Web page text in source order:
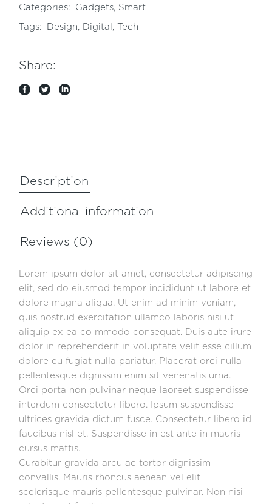
Categories: Gadgets, Smart
Tags: Design, Digital , Tech
Share:
Description
Additional information
Reviews (0)
Lorem ipsum dolor sit amet, consectetur adipiscing
elit, sed do eiusmod tempor incididunt ut labore et
dolore magna aliqua. Ut enim ad minim veniam,
quis nostrud exercitation ullamco laboris nisi ut
aliquip ex ea co mmodo consequat. Duis aute irure
dolor in reprehenderit in voluptate velit esse cillum
dolore eu fugiat nulla pariatur. Placerat orci nulla
pellentesque dignissim enim sit venenatis urna.
Orci porta non pulvinar neque laoreet suspendisse
interdum consectetur libero. Ipsum suspendisse
ultrices gravida dictum fusce. Consectetur libero id
faucibus nisl et. Suspendisse in est ante in mauris
cursus mattis.
Curabitur gravida arcu ac tortor dignissim
convallis. Mauris rhoncus aenean vel elit
scelerisque mauris pellentesque pulvinar. Non nisi